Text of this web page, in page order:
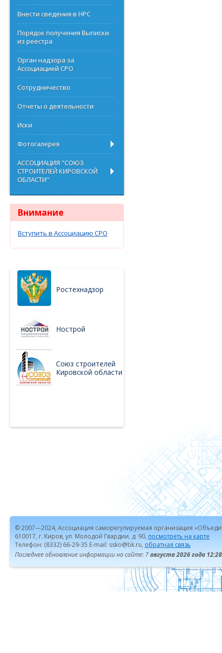
Внести сведения в НРС
Порядок получения Выписки
из реестра
Орган надзора за
Ассоциацией СРО
Сотрудничество
Отчеты о деятельности
Иски
Фотогалерея
АССОЦИАЦИЯ "СОЮЗ
СТРОИТЕЛЕЙ КИРОВСКОЙ
ОБЛАСТИ"
Внимание
Вступить в Ассоциацию СРО
Ростехнадзор
Нострой
Союз строителей
Кировской области
© 2007—2024, Ассоциация саморегулируемая организация
610017, г. Киров, ул. Молодой Гвардии, д. 90, посмотреть на карте
Телефон: (8332) 66-29-35 E-mail: ssko@bk.ru, обратная связь
Последнее обновление информации на сайте: 7августа 2026 года 12:28